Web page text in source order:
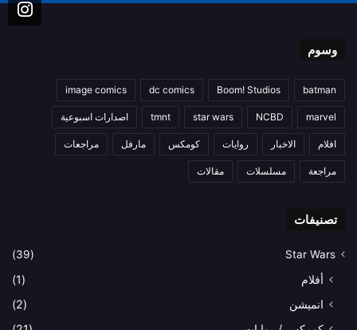
وسوم
batman
Boom! Studios
dc comics
image comics
marvel
NCBD
star wars
tmnt اصدارات اسبوعية
افلام الاخبار روايات كومكس مارفل مراجعات
مراجعة مسلسلات مقالات
تصنيفات
Star Wars
(39)
أفلام
(1)
انميشن
(2)